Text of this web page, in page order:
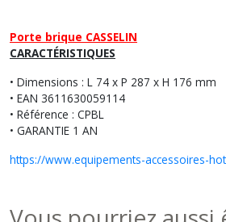
Porte brique CASSELIN
CARACTÉRISTIQUES
• Dimensions : L 74 x P 287 x H 176 mm
• EAN 3611630059114
• Référence : CPBL
• GARANTIE 1 AN
https://www.equipements-accessoires-